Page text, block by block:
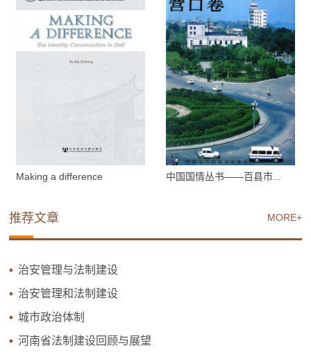
Making a difference 中国国情丛书——百县市...
MORE+
推荐文章
治安管理与法制建设
治安管理和法制建设
城市政治体制
河南省法制建设回顾与展望